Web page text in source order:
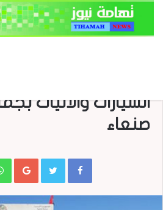
السيارات والآليات
صنعاء